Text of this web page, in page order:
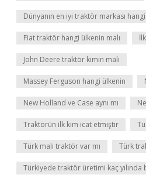
Dünyanın en iyi traktör markası
Fiat traktör hangi ülkenin malı
John Deere traktör kimin malı
Massey Ferguson hangi ülkenin
New Holland ve Case aynı mı
Traktörün ilk kim icat etmiştir
Türk malı traktör var mı Türk
Türkiyede traktör üretimi kaç yılında